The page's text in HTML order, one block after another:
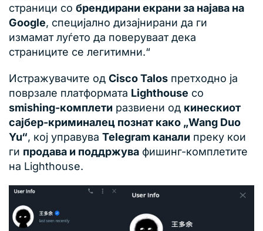
страници со брендирани екрани за најава на
Google, специјално дизајнирани да ги
измамат луѓето да поверуваат дека
страниците се легитимни.“
Истражувачите од Cisco Talos претходно ја
поврзале платформата Lighthouse со
smishing-комплети развиени од кинескиот
сајбер-криминалец познат како „Wang Duo
Yu“, кој управува Telegram канали преку кои
ги продава и поддржува фишинг-комплетите
на Lighthouse.